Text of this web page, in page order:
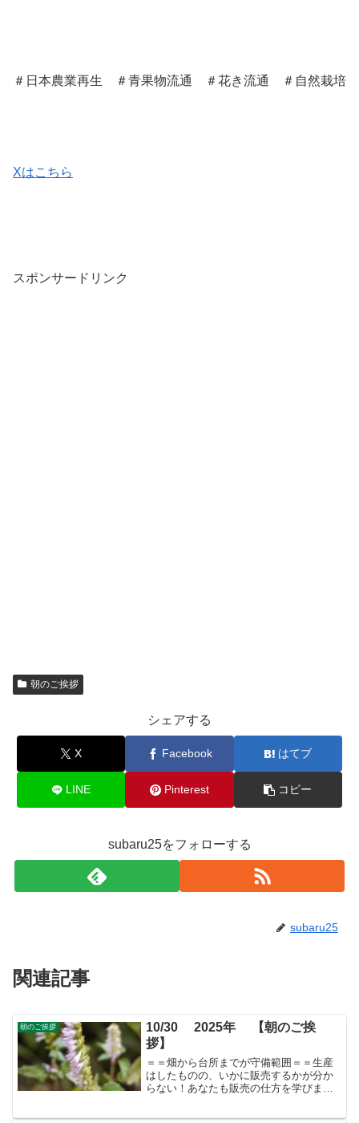
＃ 日本農業再生 ＃青果物流通 ＃花き流通 ＃自然栽培
Xはこちら
スポンサードリンク
朝のご挨拶
シェアする
X Facebook はてブ
LINE Pinterest コピー
subaru25をフォローする
subaru25
関連記事
朝のご挨拶
10/30 2025年 【朝のご挨
拶】
＝＝畑から台所までが守備範囲＝＝生産
はしたものの、いかに販売するかが分か
らない！あなたも販売の仕方を学びませ